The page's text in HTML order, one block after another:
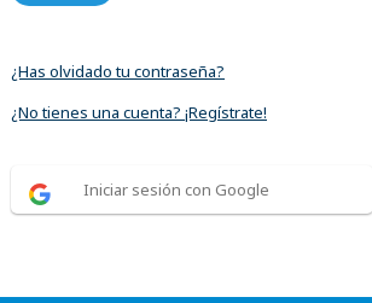
¿Has olvidado tu contraseña?
¿No tienes una cuenta? ¡Regístrate!
Iniciar sesión con Google